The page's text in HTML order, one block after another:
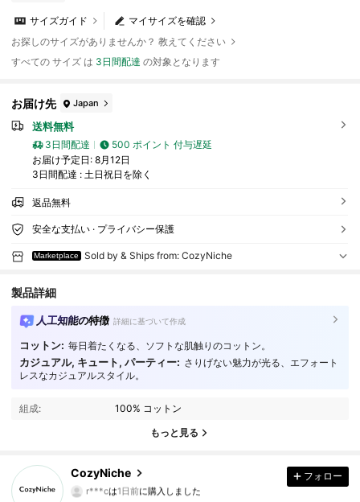
マイサイズを確認
サイズガイド
お探しのサイズがありませんか？ 教えてください
すべての サイズ は 3日間配達 の対象となります
お届け先 Japan
送料無料
3日間配達
500 ポイント 付与遅延
お届け予定日: 8月12日
3日間配達 : 土日祝日を除く
返品無料
安全な支払い · プライバシー保護
Marketplace Sold by & Ships from: CozyNiche
製品詳細
人工知能の特徴 詳細に基づいて作成
コットン: 毎日着たくなる、ソフトな肌触りのコットン。
カジュアル, キュート, パーティー: さりげない魅力が光る、エフォート
レスなカジュアルスタイル。
組成: 100% コットン
もっと見る
CozyNiche
4.34 17 フォロワー
17 フォロワー
17 フォロワー
4.34
17 フォロワー
r***cは1日前に購入しました
フォロー